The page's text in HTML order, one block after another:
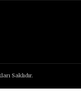
Saklıdır.